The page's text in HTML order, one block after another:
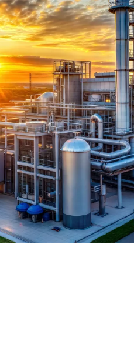
Deutschland
Ungarn
Lettland
Niederlande
Portugal
Slowenien
Schweiz